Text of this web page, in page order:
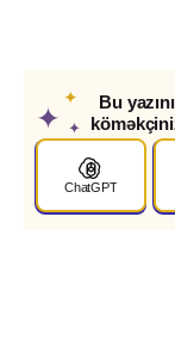
✦
✦
✦
Bu
ChatGPT